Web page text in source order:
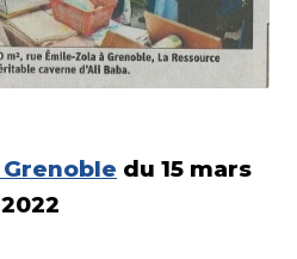
Grenoble du 15 mars
2022